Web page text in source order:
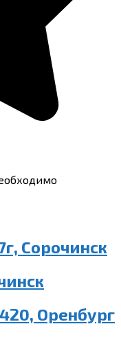
Сорочинск
Оренбург